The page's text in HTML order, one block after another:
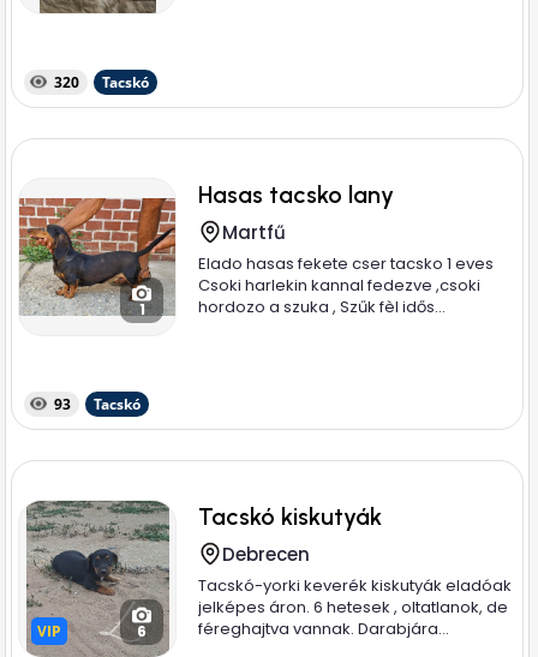
320 Tacskó
1
Hasas tacsko lany
Martfű
Elado hasas fekete cser tacsko 1 eves
Csoki harlekin kannal fedezve ,csoki
hordozo a szuka , Szűk fèl idős...
93 Tacskó
VIP
VIP 6
Tacskó kiskutyák
Debrecen
Tacskó-yorki keverék kiskutyák eladóak
jelképes áron. 6 hetesek , oltatlanok, de
féreghajtva vannak. Darabjára...